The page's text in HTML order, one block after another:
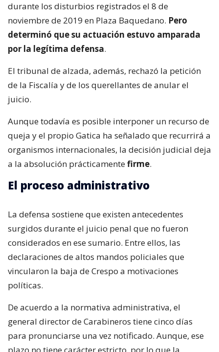
durante los disturbios registrados el 8 de
noviembre de 2019 en Plaza Baquedano. Pero
determinó que su actuación estuvo amparada
por la legítima defensa.
El tribunal de alzada, además, rechazó la petición
de la Fiscalía y de los querellantes de anular el
juicio.
Aunque todavía es posible interponer un recurso de
queja y el propio Gatica ha señalado que recurrirá a
organismos internacionales, la decisión judicial deja
a la absolución prácticamentefirme.
El proceso administrativo
La defensa sostiene que existen antecedentes
surgidos durante el juicio penal que no fueron
considerados en ese sumario. Entre ellos, las
declaraciones de altos mandos policiales que
vincularon la baja de Crespo a motivaciones
políticas.
De acuerdo a la normativa administrativa, el
general director de Carabineros tiene cinco días
para pronunciarse una vez notificado. Aunque, ese